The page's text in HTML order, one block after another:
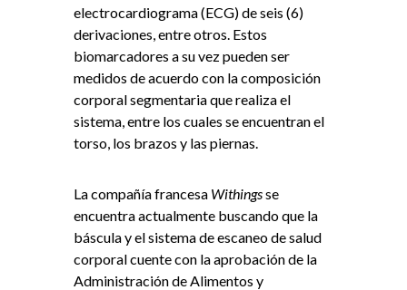
electrocardiograma (ECG) de seis (6)
derivaciones, entre otros. Estos
biomarcadores a su vez pueden ser
medidos de acuerdo con la composición
corporal segmentaria que realiza el
sistema, entre los cuales se encuentran el
torso, los brazos y las piernas.
La compañía francesa Withingsse
encuentra actualmente buscando que la
báscula y el sistema de escaneo de salud
corporal cuente con la aprobación de la
Administración de Alimentos y